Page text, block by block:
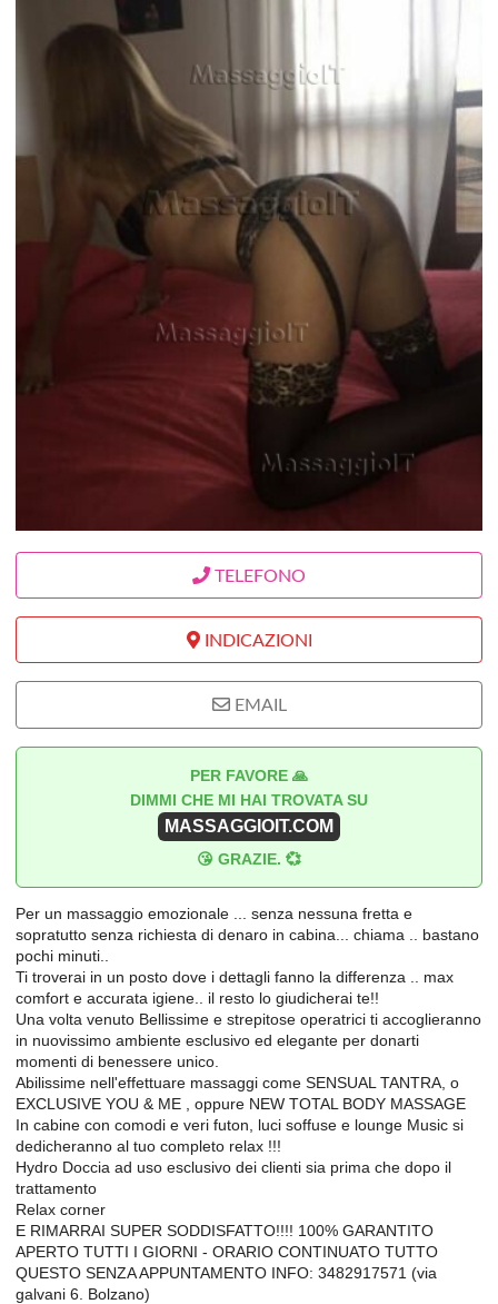
TELEFONO
INDICAZIONI
EMAIL
PER FAVORE 🙏
DIMMI CHE MI HAI TROVATA SU
MASSAGGIOIT.COM
😘 GRAZIE. 💞
Per un massaggio emozionale ... senza nessuna fretta e
sopratutto senza richiesta di denaro in cabina... chiama .. bastano
pochi minuti..
Ti troverai in un posto dove i dettagli fanno la differenza .. max
comfort e accurata igiene.. il resto lo giudicherai te!!
Una volta venuto Bellissime e strepitose operatrici ti accoglieranno
in nuovissimo ambiente esclusivo ed elegante per donarti
momenti di benessere unico.
Abilissime nell'effettuare massaggi come SENSUAL TANTRA, o
EXCLUSIVE YOU & ME , oppure NEW TOTAL BODY MASSAGE
In cabine con comodi e veri futon, luci soffuse e lounge Music si
dedicheranno al tuo completo relax !!!
Hydro Doccia ad uso esclusivo dei clienti sia prima che dopo il
trattamento
Relax corner
E RIMARRAI SUPER SODDISFATTO!!!! 100% GARANTITO
APERTO TUTTI I GIORNI - ORARIO CONTINUATO TUTTO
QUESTO SENZA APPUNTAMENTO INFO: 3482917571 (via
galvani 6. Bolzano)